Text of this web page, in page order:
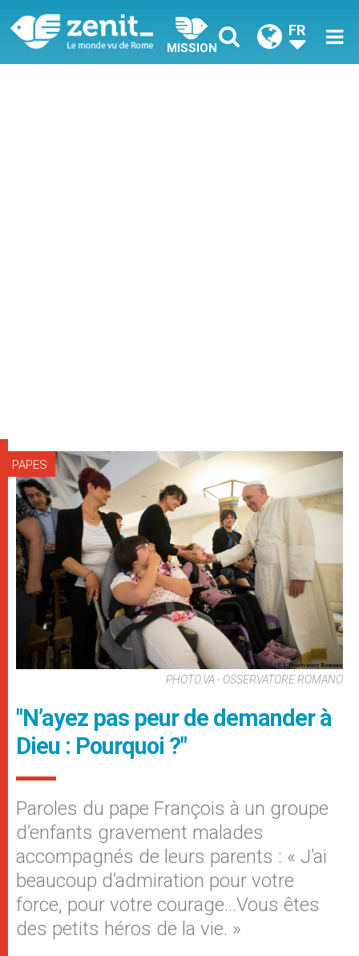
MISSION
FR
PAPES
PHOTO.VA - OSSERVATORE ROMANO
"N’ayez pas peur de demander à
Dieu : Pourquoi ?"
Paroles du pape François à un groupe
d’enfants gravement malades
accompagnés de leurs parents : « J’ai
beaucoup d’admiration pour votre
force, pour votre courage…Vous êtes
des petits héros de la vie. »